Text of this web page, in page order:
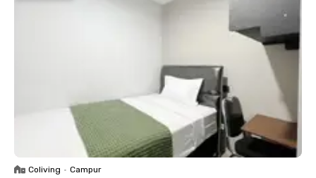
Coliving • Campur